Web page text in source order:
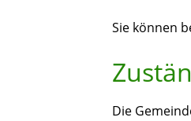
Sie können
Die